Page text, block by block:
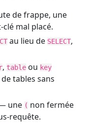
de frappe, une
mal placé.
au lieu de SELECT,
, table ou key
tables sans
une ( non fermée
requête.